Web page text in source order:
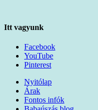
Itt vagyunk
Facebook
YouTube
Pinterest
Nyitólap
Árak
Fontos infók